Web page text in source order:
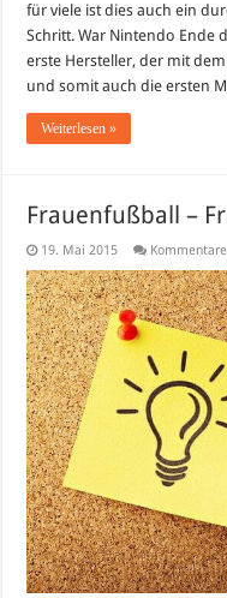
für viele ist dies auch ein
Schritt. War Nintendo Ende
erste Hersteller, der mit
und somit auch die ersten
Weiterlesen »
Frauenfußball –
19. Mai 2015